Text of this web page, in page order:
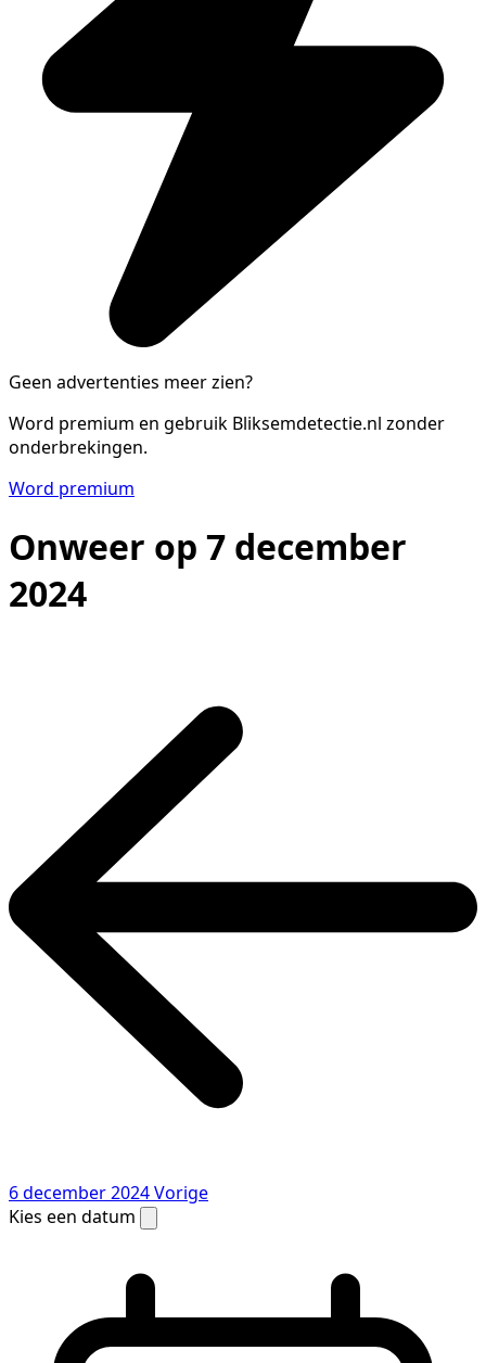
Geen advertenties meer zien?
Word premium en gebruik Bliksemdetectie.nl zonder
onderbrekingen.
Word premium
Onweer op 7 december
2024
6 december 2024Vorige
Kies een datum